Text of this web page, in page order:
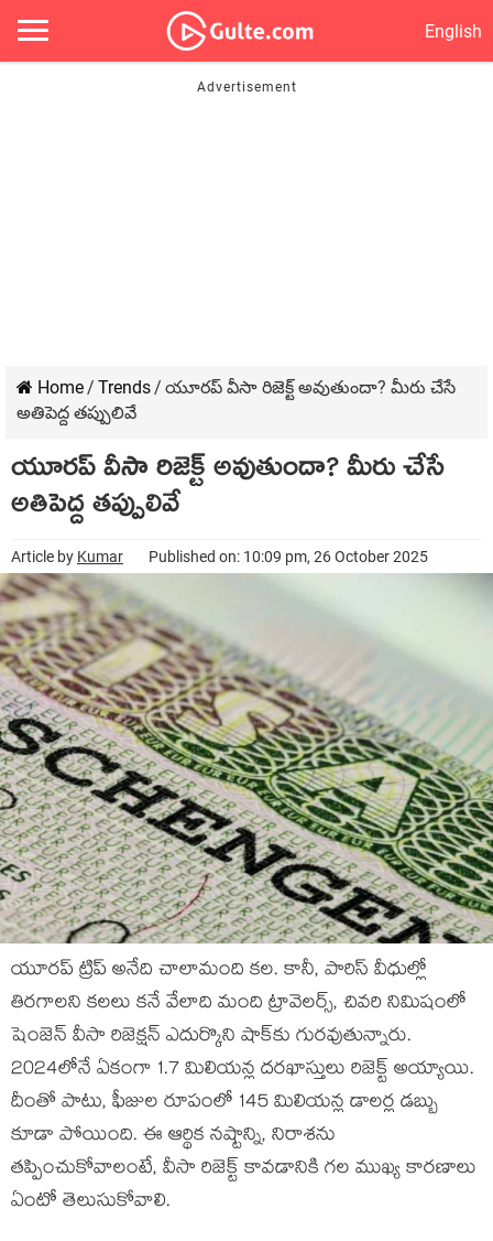
English
Home/ Trends/ యూరప్ వీసా రిజెక్ట్ అవుతుందా? మీరు చేసే
అతిపెద్ద తప్పులివే
యూరప్ వీసా రిజెక్ట్ అవుతుందా? మీరు చేసే
అతిపెద్ద తప్పులివే
Article by Kumar Published on: 10:09 pm, 26 October 2025
యూరప్ ట్రిప్ అనేది చాలామంది కల. కానీ, పారిస్ వీధుల్లో
తిరగాలని కలలు కనే వేలాది మంది ట్రావెలర్స్, చివరి నిమిషంలో
షెంజెన్ వీసా రిజెక్షన్ ఎదుర్కొని షాక్‌కు గురవుతున్నారు.
2024లోనే ఏకంగా 1.7 మిలియన్ల దరఖాస్తులు రిజెక్ట్ అయ్యాయి.
దీంతో పాటు, ఫీజుల రూపంలో 145 మిలియన్ల డాలర్ల డబ్బు
కూడా పోయింది. ఈ ఆర్థిక నష్టాన్ని, నిరాశను
తప్పించుకోవాలంటే, వీసా రిజెక్ట్ కావడానికి గల ముఖ్య కారణాలు
ఏంటో తెలుసుకోవాలి.